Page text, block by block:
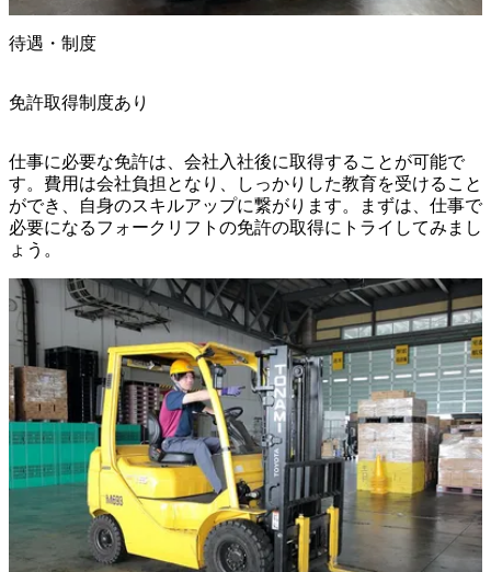
待遇・制度
免許取得制度あり
仕事に必要な免許は、会社入社後に取得することが可能で
す。費用は会社負担となり、しっかりした教育を受けること
ができ、自身のスキルアップに繋がります。まずは、仕事で
必要になるフォークリフトの免許の取得にトライしてみまし
ょう。